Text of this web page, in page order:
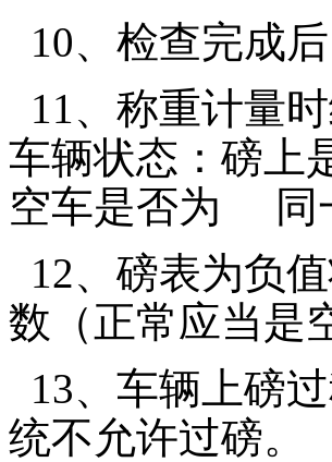
10、检查完成
11、称重计量
车辆状态：磅上
空车是否为 同
12、磅表为负
数（正常应当是
13、车辆上磅
统不允许过磅。